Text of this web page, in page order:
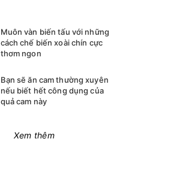
Muôn vàn biến tấu với những
cách chế biến xoài chín cực
thơm ngon
Bạn sẽ ăn cam thường xuyên
nếu biết hết công dụng của
quả cam này
Xem thêm